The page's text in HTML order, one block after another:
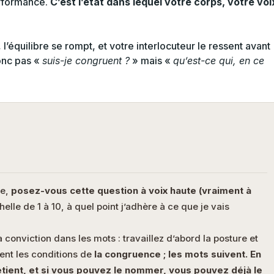
l’équilibre se rompt, et votre interlocuteur le ressent avant
pas « suis-je congruent ?» mais « qu’est-ce qui, en ce
posez-vous cette question à voix haute (vraiment à
de 1 à 10, à quel point j’adhère à ce que je vais
dans les mots : travaillez d’abord la posture et
les conditions de la congruence ; les mots suivent. En
et si vous pouvez le nommer, vous pouvez déjà le